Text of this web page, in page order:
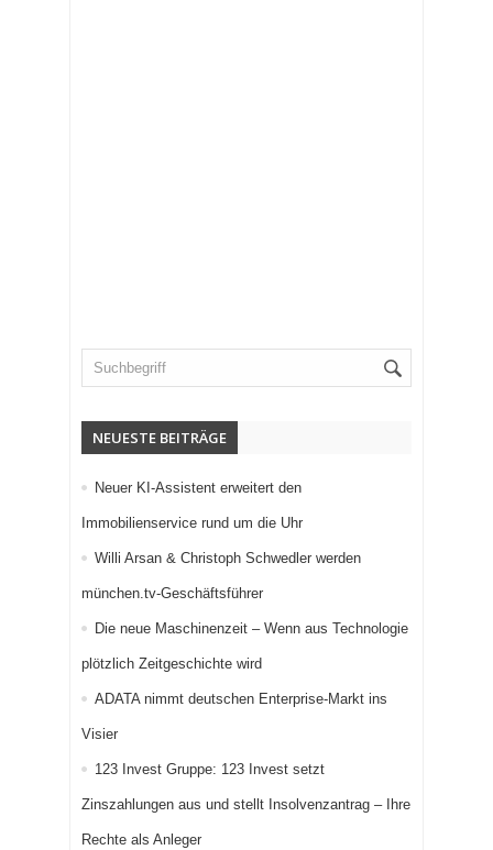
NEUESTE BEITRÄGE
Neuer KI-Assistent erweitert den
Immobilienservice rund um die Uhr
Willi Arsan & Christoph Schwedler werden
münchen.tv-Geschäftsführer
Die neue Maschinenzeit – Wenn aus Technologie
plötzlich Zeitgeschichte wird
ADATA nimmt deutschen Enterprise-Markt ins
Visier
123 Invest Gruppe: 123 Invest setzt
Zinszahlungen aus und stellt Insolvenzantrag – Ihre
Rechte als Anleger